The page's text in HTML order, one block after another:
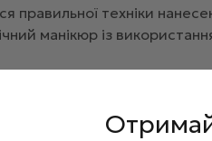
правильної техніки
манікюр із
допомогою антисептичного
пластиною,